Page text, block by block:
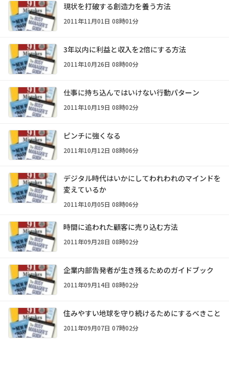
現状を打破する創造力を養う方法
2011年11月01日 08時01分
3年以内に利益と収入を2倍にする方法
2011年10月26日 08時00分
仕事に持ち込んではいけない行動パターン
2011年10月19日 08時02分
ピンチに強くなる
2011年10月12日 08時06分
デジタル時代はいかにしてわれわれのマインドを
変えているか
2011年10月05日 08時06分
時間に追われた顧客に売り込む方法
2011年09月28日 08時02分
企業内部告発者が生き残るためのガイドブック
2011年09月14日 08時02分
住みやすい地球を守り続けるためにするべきこと
2011年09月07日 07時02分